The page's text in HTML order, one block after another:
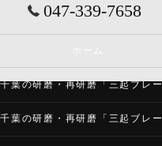
047-339-7658